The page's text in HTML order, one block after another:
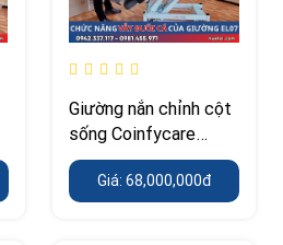
Giường nắn chỉnh cột
sống Coinfycare
EL07 – chịu tải 250
kg, Hi-Lo điện
Giá: 68,000,000đ